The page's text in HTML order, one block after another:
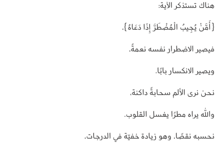
هناك تستذكر الآية:
{أَمَّنْ يُجِيبُ الْمُضْطَرَّ إِذَا دَعَاهُ}،
فيصير الاضطرار نفسه نعمةً،
ويصير الانكسار بابًا.
نحن نرى الألم سحابةً داكنة،
والله يراه مطرًا يغسل القلوب.
نحسبه نقصًا، وهو زيادة خفيّة في الدرجات،